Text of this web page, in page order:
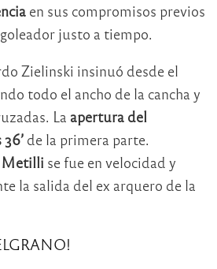
en sus compromisos previos
justo a tiempo.
Zielinski insinuó desde el
todo el ancho de la cancha y
La apertura del
de la primera parte.
Metilli se fue en velocidad y
la salida del ex arquero de la